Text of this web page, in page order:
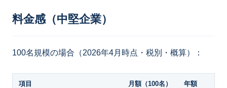
料金感（中堅企業）
100名規模の場合（2026年4月時点・税別・概算）：
項目 月額（100名） 年額